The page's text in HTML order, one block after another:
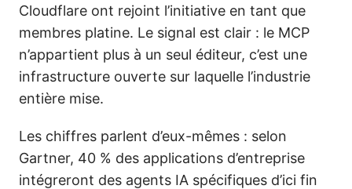
Cloudflare ont rejoint l’initiative en tant que
membres platine. Le signal est clair : le MCP
n’appartient plus à un seul éditeur, c’est une
infrastructure ouverte sur laquelle l’industrie
entière mise.
Les chiffres parlent d’eux-mêmes : selon
Gartner, 40 % des applications d’entreprise
intégreront des agents IA spécifiques d’ici fin